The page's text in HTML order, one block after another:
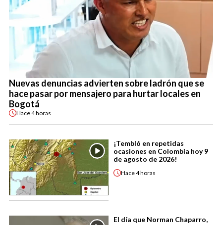
Nuevas denuncias advierten sobre ladrón que se
hace pasar por mensajero para hurtar locales en
Bogotá
Hace4 horas
¡Tembló en repetidas
ocasiones en Colombia hoy 9
de agosto de 2026!
Hace4 horas
El día que Norman Chaparro,